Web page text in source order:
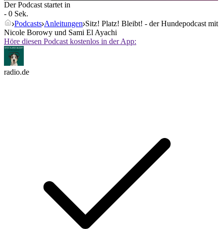
Der Podcast startet in
- 0 Sek.
Podcasts Anleitungen Sitz! Platz! Bleibt! - der Hundepodcast mit
Nicole Borowy und Sami El Ayachi
Höre diesen Podcast kostenlos in der App:
radio.de